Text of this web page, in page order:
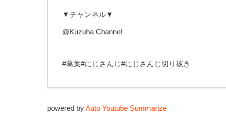
▼チャンネル▼
@Kuzuha Channel
#葛葉#にじさんじ#にじさんじ切り抜き
powered byAuto Youtube Summarize